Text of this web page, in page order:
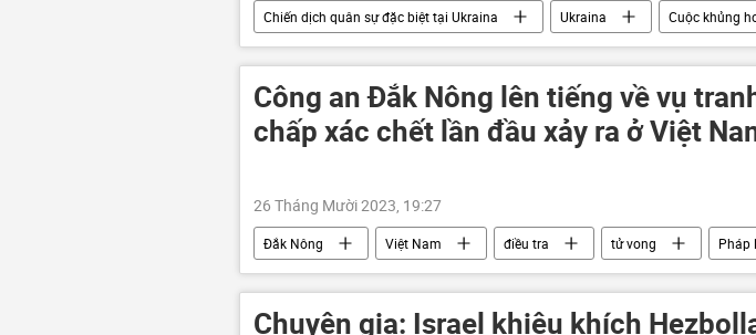
Chiến dịch quân sự đặc biệt tại Ukraina Ukraina
Cuộc khủng
xung đột quân sự
Quân sự Thế giới LNR
Sáp nhập DNR, LNR, Zaporozhye và Kherson vào Nga
Công an Đắk Nông lên tiếng về vụ
chấp xác chết lần đầu xảy ra ở Việt
26 Tháng Mười 2023, 19:27
Đắk Nông Việt Nam điều tra tử vong Pháp
Chuyên gia: Israel khiêu khích